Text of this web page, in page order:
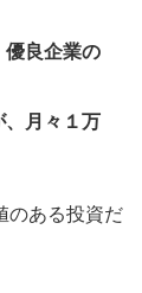
優良企業の
、月々１万
のある投資だ